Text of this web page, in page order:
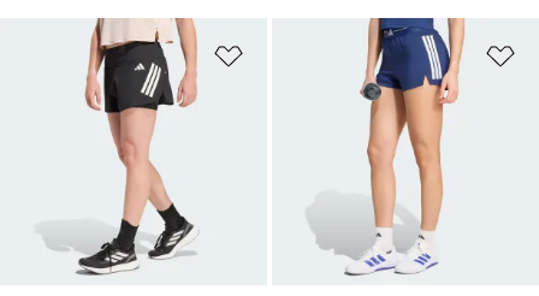
Añadir a la lista de deseos